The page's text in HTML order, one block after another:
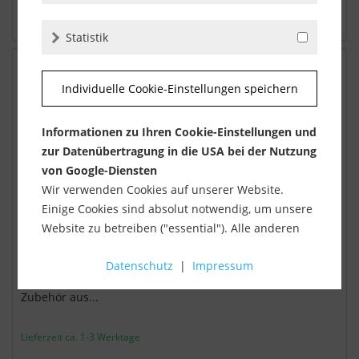
Endkappe Aluminium silber eloxiert Sichtbreite...
Endkappe - zweiseitiger Anschluss Aluminium silber
Zubehör aus...
Lieferzeit ca. 1-3 Werktage
Statistik
Individuelle Cookie-Einstellungen speichern
Informationen zu Ihren Cookie-Einstellungen und
zur Datenübertragung in die USA bei der Nutzung
von Google-Diensten
Wir verwenden Cookies auf unserer Website.
Einige Cookies sind absolut notwendig, um unsere
Website zu betreiben ("essential"). Alle anderen
Verwendung zustimmen (z. B. für Google Maps).
Über die Auswahl bestimmter Cookies in den
"nur wesentliche Cookies ", "alle Cookies
Datenschutz | Impressum